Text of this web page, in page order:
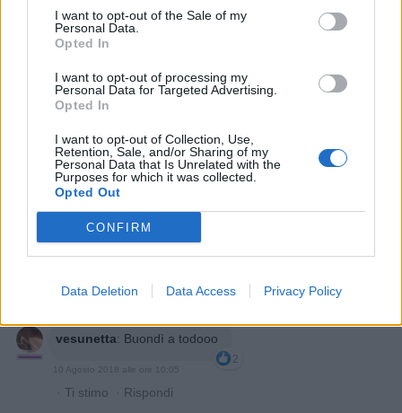
I want to opt-out of the Sale of my
Personal Data.
Opted In
I want to opt-out of processing my
Personal Data for Targeted Advertising.
Opted In
I want to opt-out of Collection, Use,
Retention, Sale, and/or Sharing of my
Personal Data that Is Unrelated with the
Purposes for which it was collected.
Opted Out
CONFIRM
Data Deletion Data Access Privacy Policy
·Ti stimo ·Rispondi
3
·Ti stimo·Rispondi
vesunetta: Buondì a todooo
2
10 Agosto 2018 alle ore 10:05
· Ti stimo · Rispondi